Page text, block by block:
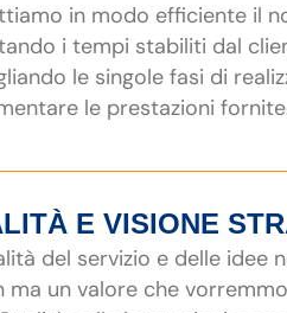
in modo efficiente il
i tempi stabiliti dal
le singole fasi di
le prestazioni
E VISIONE
del servizio e delle idee
ma un valore che